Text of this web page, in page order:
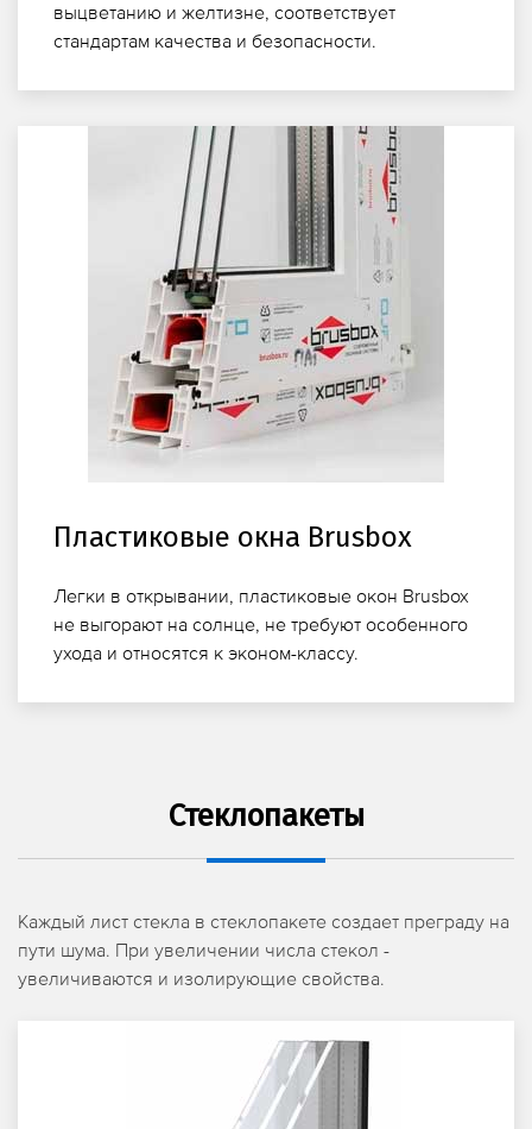
выцветанию и желтизне, соответствует
стандартам качества и безопасности.
Пластиковые окна Brusbox
Легки в открывании, пластиковые окон Brusbox
не выгорают на солнце, не требуют особенного
ухода и относятся к эконом-классу.
Стеклопакеты
Каждый лист стекла в стеклопакете создает преграду на
пути шума. При увеличении числа стекол -
увеличиваются и изолирующие свойства.